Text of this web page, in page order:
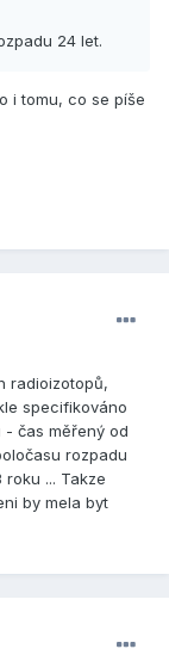
24 let.
i tomu, co se píše
radioizotopů,
specifikováno
čas měřený od
rozpadu
... Takze
by mela byt